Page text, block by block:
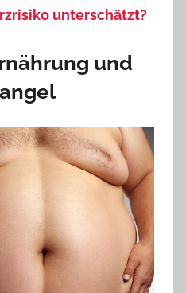
unterschätzt?
und